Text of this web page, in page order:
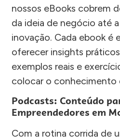
nossos eBooks cobrem
da ideia de negócio até
inovação. Cada ebook é
oferecer insights
exemplos reais e
colocar o conhecimento
Podcasts: Conteúdo
Empreendedores em
Com a rotina corrida de